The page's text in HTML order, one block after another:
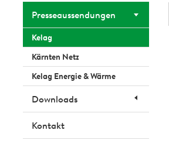
Presseaussendungen
Kelag
Kärnten Netz
Kelag Energie & Wärme
Downloads
Kontakt